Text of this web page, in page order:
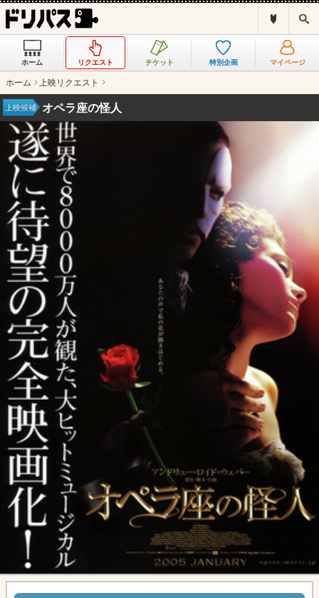
ス
ホーム リクエスト チケット 特別企画 マイページ
ホーム 上映リクエスト
オペラ座の怪人
上映候補